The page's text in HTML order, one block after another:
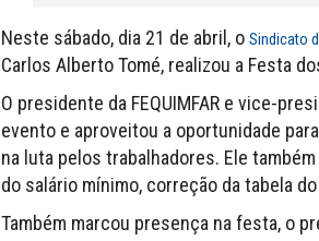
Neste sábado, dia 21 de abril, o Sindicato
Carlos Alberto Tomé, realizou a Festa
O presidente da FEQUIMFAR e vice-
evento e aproveitou a oportunidade
na luta pelos trabalhadores. Ele
do salário mínimo, correção da tabela
Também marcou presença na festa, o